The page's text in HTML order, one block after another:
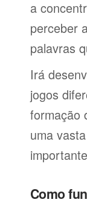
a
perceber
palavras
Irá
jogos
formação
uma
Como